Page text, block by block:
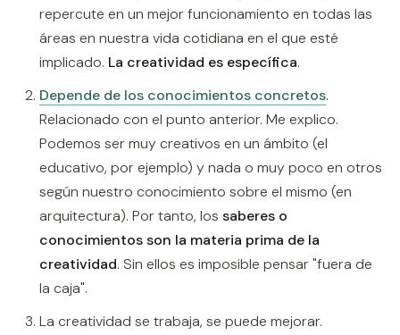
repercute en un mejor funcionamiento en todas las
áreas en nuestra vida cotidiana en el que esté
implicado. La creatividad es específica.
Depende de los conocimientos concretos.
Relacionado con el punto anterior. Me explico.
Podemos ser muy creativos en un ámbito (el
educativo, por ejemplo) y nada o muy poco en otros
según nuestro conocimiento sobre el mismo (en
arquitectura). Por tanto, los saberes o
conocimientos son la materia prima de la
creatividad. Sin ellos es imposible pensar "fuera de
la caja".
La creatividad se trabaja, se puede mejorar.